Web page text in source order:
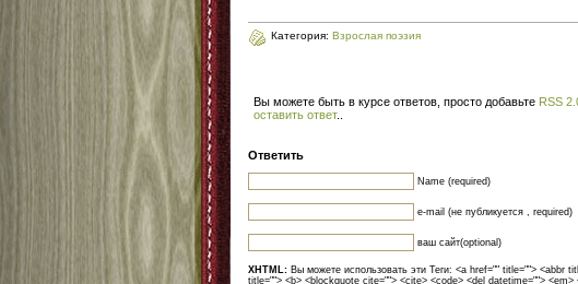
Категория: Взрослая поэзия
Вы можете быть в курсе ответов, просто добавьте RSS
оставить ответ.
Ответить
Name (required)
e-mail (не публикуется , required)
ваш сайт(optional)
XHTML: Вы можете использовать эти Теги: <a href="" title=""> <abbr
title=""> <b> <blockquote cite=""> <cite> <code> <del datetime=""> <em>